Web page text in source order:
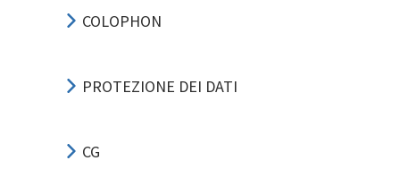
COLOPHON
PROTEZIONE DEI DATI
CG